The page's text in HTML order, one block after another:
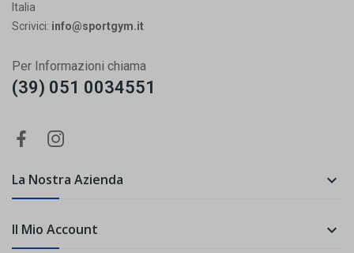
Italia
Scrivici: info@sportgym.it
Per Informazioni chiama
(39) 051 0034551
La Nostra Azienda 
Il Mio Account 